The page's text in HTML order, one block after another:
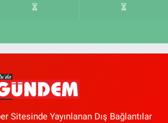
Sitesinde Yayınlanan Dış Bağlantılar